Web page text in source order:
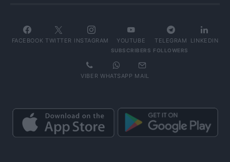
FACEBOOK TWITTER INSTAGRAM YOUTUBE
SUBSCRIBERS
TELEGRAM
FOLLOWERS
LINKEDIN
VIBER WHATSAPP MAIL